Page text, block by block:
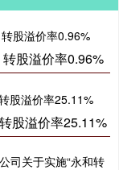
股溢价率0.96%
股溢价率25.11%